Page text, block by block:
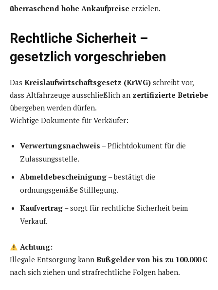
überraschend hohe Ankaufpreise erzielen.
Rechtliche Sicherheit –
gesetzlich vorgeschrieben
Das Kreislaufwirtschaftsgesetz (KrWG) schreibt vor,
dass Altfahrzeuge ausschließlich an zertifizierte Betriebe
übergeben werden dürfen.
Wichtige Dokumente für Verkäufer:
Verwertungsnachweis – Pflichtdokument für die
Zulassungsstelle.
Abmeldebescheinigung – bestätigt die
ordnungsgemäße Stilllegung.
Kaufvertrag – sorgt für rechtliche Sicherheit beim
Verkauf.
Achtung:
Illegale Entsorgung kann Bußgelder von bis zu 100.000 €
nach sich ziehen und strafrechtliche Folgen haben.